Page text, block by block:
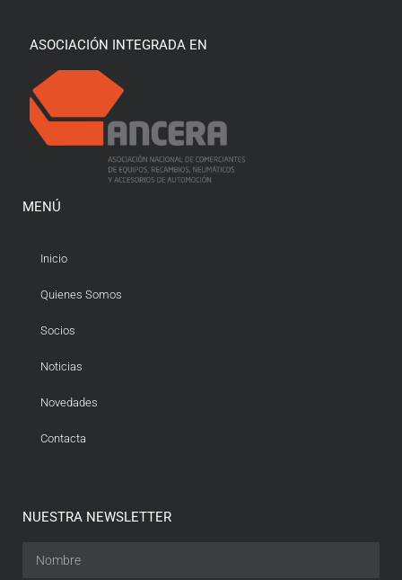
ASOCIACIÓN INTEGRADA EN
MENÚ
Inicio
Quienes Somos
Socios
Noticias
Novedades
Contacta
NUESTRA NEWSLETTER